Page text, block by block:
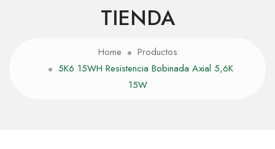
TIENDA
Home
Productos
5K6 15WH Resistencia Bobinada Axial 5,6K
15W